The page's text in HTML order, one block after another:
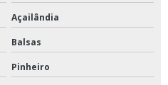
Açailândia
Balsas
Pinheiro